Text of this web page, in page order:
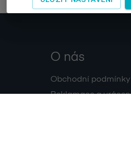
O nás
Obchodní podmínky
Reklamace a